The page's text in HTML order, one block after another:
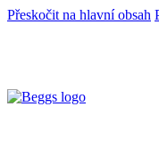
Přeskočit na hlavní obsah